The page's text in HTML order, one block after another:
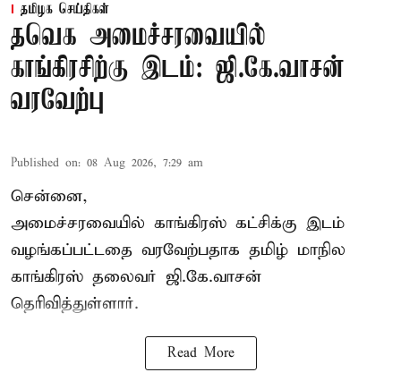
தமிழக செய்திகள்
தவெக அமைச்சரவையில்
காங்கிரசிற்கு இடம்: ஜி.கே.வாசன்
வரவேற்பு
Published on: 08 Aug 2026, 7:29 am
சென்னை,
அமைச்சரவையில் காங்கிரஸ் கட்சிக்கு இடம்
வழங்கப்பட்டதை வரவேற்பதாக தமிழ் மாநில
காங்கிரஸ் தலைவர் ஜி.கே.வாசன்
தெரிவித்துள்ளார்.
Read More